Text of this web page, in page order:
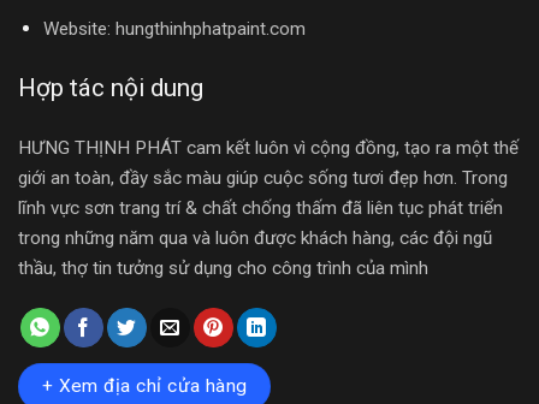
Website: hungthinhphatpaint.com
Hợp tác nội dung
HƯNG THỊNH PHÁT cam kết luôn vì cộng đồng, tạo ra một thế
giới an toàn, đầy sắc màu giúp cuộc sống tươi đẹp hơn. Trong
lĩnh vực sơn trang trí & chất chống thấm đã liên tục phát triển
trong những năm qua và luôn được khách hàng, các đội ngũ
thầu, thợ tin tưởng sử dụng cho công trình của mình
+ Xem địa chỉ cửa hàng